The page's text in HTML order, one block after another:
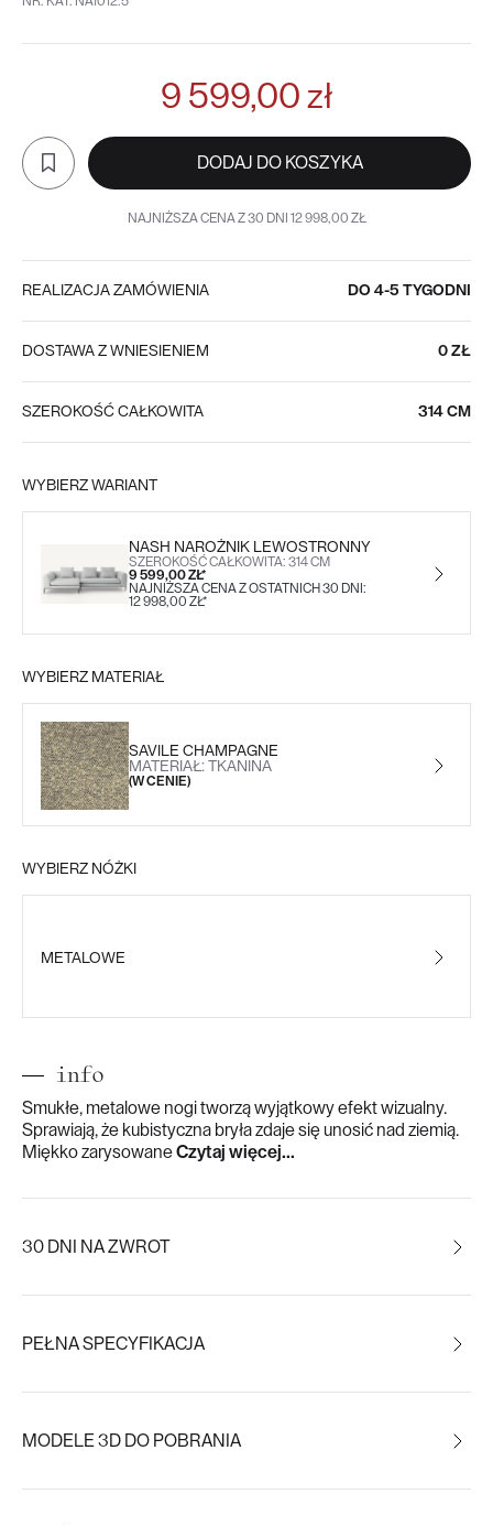
info
Smukłe, metalowe nogi tworzą wyjątkowy efekt wizualny.
Sprawiają, że kubistyczna bryła zdaje się unosić nad ziemią.
Miękko zarysowaneCzytaj więcej...
9 599,00 zł
DODAJ DO KOSZYKA
NAJNIŻSZA CENA Z 30 DNI 12 998,00 ZŁ
REALIZACJA ZAMÓWIENIA DO 4-5 TYGODNI
DOSTAWA Z WNIESIENIEM 0 ZŁ
SZEROKOŚĆ CAŁKOWITA 314 CM
WYBIERZ WARIANT
NASH NAROŻNIK LEWOSTRONNY
SZEROKOŚĆ CAŁKOWITA: 314 CM
9 599,00 ZŁ*
NAJNIŻSZA CENA Z OSTATNICH 30 DNI:
12 998,00 ZŁ*
WYBIERZ MATERIAŁ
SAVILE CHAMPAGNE
MATERIAŁ: TKANINA
(W CENIE)
WYBIERZ NÓŻKI
METALOWE
30 DNI NA ZWROT
PEŁNA SPECYFIKACJA
MODELE 3D DO POBRANIA